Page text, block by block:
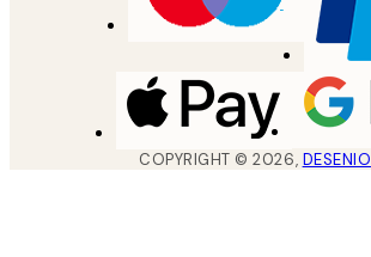
COPYRIGHT ©2026, DESENIO